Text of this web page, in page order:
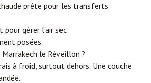
prête pour les transferts
pour gérer l'air sec
posées
le Réveillon ?
à froid, surtout dehors. Une couche